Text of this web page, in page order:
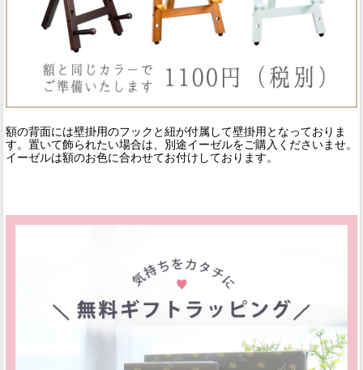
額の背面には壁掛用のフックと紐が付属して壁掛用となっておりま
す。置いて飾られたい場合は、別途イーゼルをご購入くださいませ。
イーゼルは額のお色に合わせてお付けしております。